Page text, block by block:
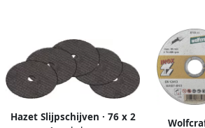
Hazet Slijpschijven · 76 x 2